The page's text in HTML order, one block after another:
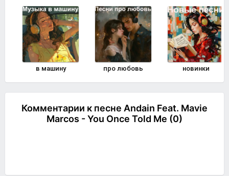
в машину про любовь новинки
Комментарии к песне Andain Feat. Mavie
Marcos - You Once Told Me (0)